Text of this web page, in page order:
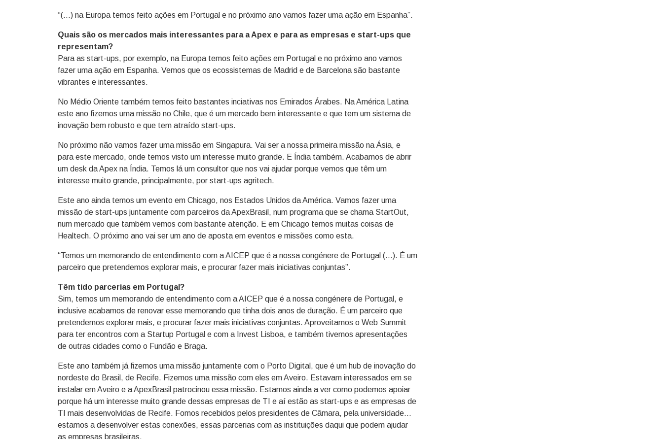
“(…) na Europa temos feito ações em Portugal e no próximo ano vamos fazer uma ação em Espanha”.
Quais são os mercados mais interessantes para a Apex e para as empresas e start-ups que
representam?
Para as start-ups, por exemplo, na Europa temos feito ações em Portugal e no próximo ano vamos
fazer uma ação em Espanha. Vemos que os ecossistemas de Madrid e de Barcelona são bastante
vibrantes e interessantes.
No Médio Oriente também temos feito bastantes inciativas nos Emirados Árabes. Na América Latina
este ano fizemos uma missão no Chile, que é um mercado bem interessante e que tem um sistema de
inovação bem robusto e que tem atraído start-ups.
No próximo não vamos fazer uma missão em Singapura. Vai ser a nossa primeira missão na Ásia, e
para este mercado, onde temos visto um interesse muito grande. E Índia também. Acabamos de abrir
um desk da Apex na Índia. Temos lá um consultor que nos vai ajudar porque vemos que têm um
interesse muito grande, principalmente, por start-ups agritech.
Este ano ainda temos um evento em Chicago, nos Estados Unidos da América. Vamos fazer uma
missão de start-ups juntamente com parceiros da ApexBrasil, num programa que se chama StartOut,
num mercado que também vemos com bastante atenção. E em Chicago temos muitas coisas de
Healtech. O próximo ano vai ser um ano de aposta em eventos e missões como esta.
“Temos um memorando de entendimento com a AICEP que é a nossa congénere de Portugal (…). É um
parceiro que pretendemos explorar mais, e procurar fazer mais iniciativas conjuntas”.
Têm tido parcerias em Portugal?
Sim, temos um memorando de entendimento com a AICEP que é a nossa congénere de Portugal, e
inclusive acabamos de renovar esse memorando que tinha dois anos de duração. É um parceiro que
pretendemos explorar mais, e procurar fazer mais iniciativas conjuntas. Aproveitamos o Web Summit
para ter encontros com a Startup Portugal e com a Invest Lisboa, e também tivemos apresentações
de outras cidades como o Fundão e Braga.
Este ano também já fizemos uma missão juntamente com o Porto Digital, que é um hub de inovação do
nordeste do Brasil, de Recife. Fizemos uma missão com eles em Aveiro. Estavam interessados em se
instalar em Aveiro e a ApexBrasil patrocinou essa missão. Estamos ainda a ver como podemos apoiar
porque há um interesse muito grande dessas empresas de TI e aí estão as start-ups e as empresas de
TI mais desenvolvidas de Recife. Fomos recebidos pelos presidentes de Câmara, pela universidade…
estamos a desenvolver estas conexões, essas parcerias com as instituições daqui que podem ajudar
as empresas brasileiras.